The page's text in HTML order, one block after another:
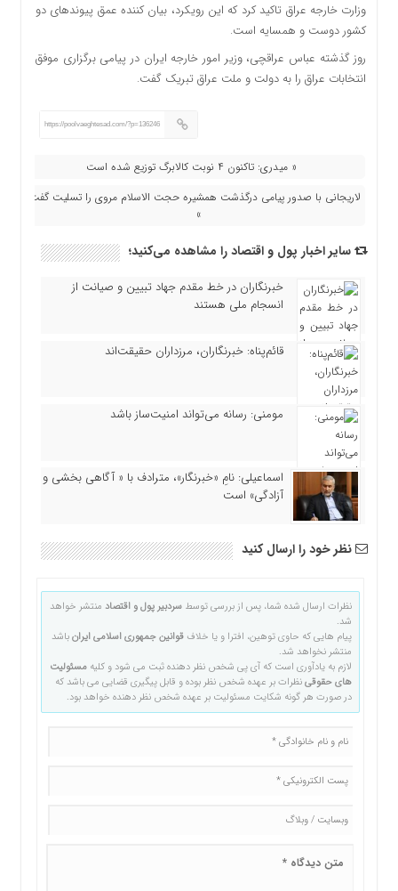
وزارت خارجه عراق تاکید کرد که این رویکرد، بیان کننده عمق پیوندهای دو
کشور دوست و همسایه است.
روز گذشته عباس عراقچی، وزیر امور خارجه ایران در پیامی برگزاری موفق
انتخابات عراق را به دولت و ملت عراق تبریک گفت.
https://poolvaeghtesad.com/?p=136246
« میدری: تاکنون ۴ نوبت کالابرگ توزیع شده است
لاریجانی با صدور پیامی درگذشت همشیره حجت الاسلام مروی را تسلیت گفت
»
سایر اخبار پول و اقتصاد را مشاهده می‌کنید؛
خبرنگاران در خط مقدم جهاد تبیین و صیانت از
انسجام ملی هستند
قائم‌پناه: ‏خبرنگاران، مرزداران حقیقت‌اند
مومنی: رسانه می‌تواند امنیت‌ساز باشد
اسماعیلی: نامِ «خبرنگار»، مترادف با « آگاهی بخشی و
آزادگی» است
نظر خود را ارسال کنید
نظرات ارسال شده شما، پس از بررسی توسط سردبیر پول و اقتصاد منتشر خواهد
شد.
پیام هایی که حاوی توهین، افترا و یا خلاف قوانین جمهوری اسلامی ایرانباشد
منتشر نخواهد شد.
لازم به یادآوری است که آی پی شخص نظر دهنده ثبت می شود و کلیه مسئولیت
های حقوقینظرات بر عهده شخص نظر بوده و قابل پیگیری قضایی می باشد که
در صورت هر گونه شکایت مسئولیت بر عهده شخص نظر دهنده خواهد بود.